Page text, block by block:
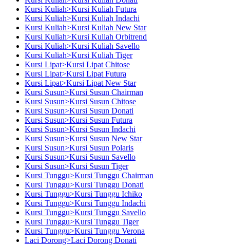
Kursi Kuliah>Kursi Kuliah Futura
Kursi Kuliah>Kursi Kuliah Indachi
Kursi Kuliah>Kursi Kuliah New Star
Kursi Kuliah>Kursi Kuliah Orbitrend
Kursi Kuliah>Kursi Kuliah Savello
Kursi Kuliah>Kursi Kuliah Tiger
Kursi Lipat>Kursi Lipat Chitose
Kursi Lipat>Kursi Lipat Futura
Kursi Lipat>Kursi Lipat New Star
Kursi Susun>Kursi Susun Chairman
Kursi Susun>Kursi Susun Chitose
Kursi Susun>Kursi Susun Donati
Kursi Susun>Kursi Susun Futura
Kursi Susun>Kursi Susun Indachi
Kursi Susun>Kursi Susun New Star
Kursi Susun>Kursi Susun Polaris
Kursi Susun>Kursi Susun Savello
Kursi Susun>Kursi Susun Tiger
Kursi Tunggu>Kursi Tunggu Chairman
Kursi Tunggu>Kursi Tunggu Donati
Kursi Tunggu>Kursi Tunggu Ichiko
Kursi Tunggu>Kursi Tunggu Indachi
Kursi Tunggu>Kursi Tunggu Savello
Kursi Tunggu>Kursi Tunggu Tiger
Kursi Tunggu>Kursi Tunggu Verona
Laci Dorong>Laci Dorong Donati